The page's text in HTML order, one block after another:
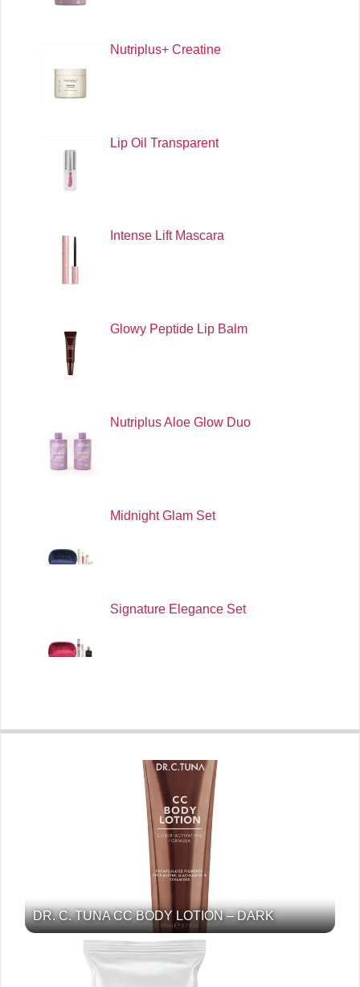
Nutriplus+ Creatine
Lip Oil Transparent
Intense Lift Mascara
Glowy Peptide Lip Balm
Nutriplus Aloe Glow Duo
Midnight Glam Set
Signature Elegance Set
DR. C. TUNA CC BODY LOTION – DARK